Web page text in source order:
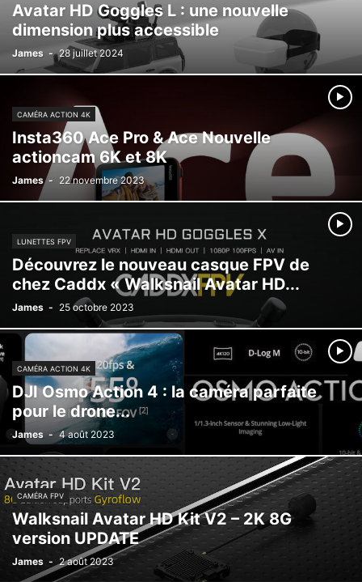
Avatar HD Goggles L : une nouvelle
dimension plus accessible
James - 28 juillet 2024
CAMÉRA ACTION 4K
Insta360 Ace Pro & Ace Nouvelle
actioncam 6K et 8K
James - 22 novembre 2023
LUNETTES FPV
Découvrez le nouveau casque FPV de
chez Caddx « Walksnail Avatar HD...
James - 25 octobre 2023
CAMÉRA ACTION 4K
DJI Osmo Action 4 : la caméra parfaite
pour le drone...
James - 4 août 2023
CAMÉRA FPV
Walksnail Avatar HD Kit V2 – 2K 8G
version UPDATE
James - 2 août 2023